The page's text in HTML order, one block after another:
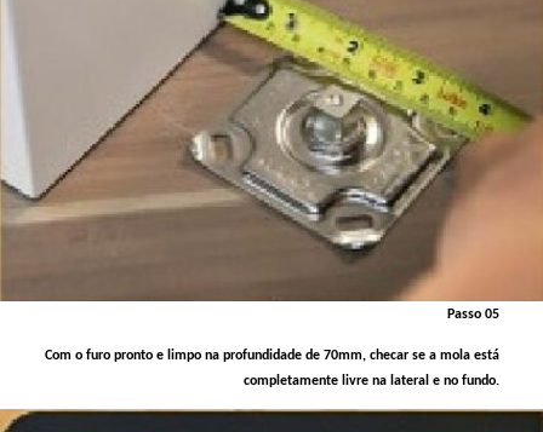
Passo 05
Com o furo pronto e limpo na profundidade de 70mm, checar se a mola está
completamente livre na lateral e no fundo.